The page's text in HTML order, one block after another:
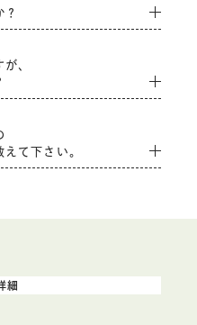
用しておりますので、初め
、薄味からスタートが良い
、
は、原材料をご確認いただ
上がりください。また、異
て下さい。
細